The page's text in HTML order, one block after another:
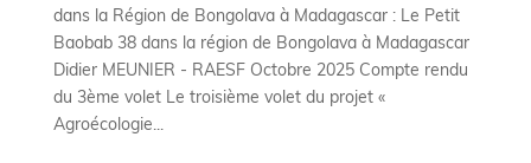
dans la Région de Bongolava à Madagascar : Le Petit
Baobab 38 dans la région de Bongolava à Madagascar
Didier MEUNIER - RAESF Octobre 2025 Compte rendu
du 3ème volet Le troisième volet du projet «
Agroécologie...